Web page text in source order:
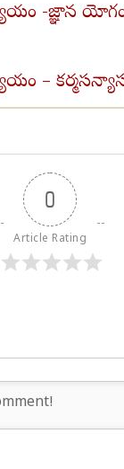
-జ్ఞాన
–
0
Article Rating